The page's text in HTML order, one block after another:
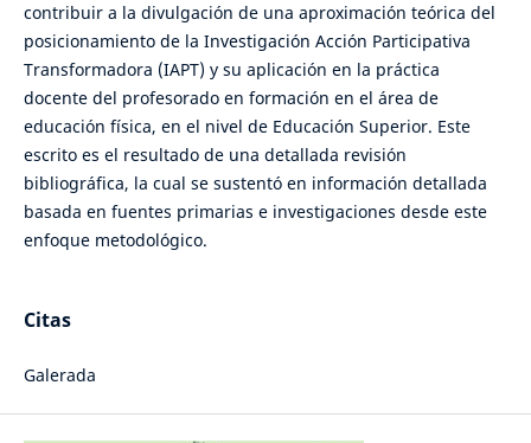
contribuir a la divulgación de una aproximación teórica del
posicionamiento de la Investigación Acción Participativa
Transformadora (IAPT) y su aplicación en la práctica
docente del profesorado en formación en el área de
educación física, en el nivel de Educación Superior. Este
escrito es el resultado de una detallada revisión
bibliográfica, la cual se sustentó en información detallada
basada en fuentes primarias e investigaciones desde este
enfoque metodológico.
Citas
Galerada